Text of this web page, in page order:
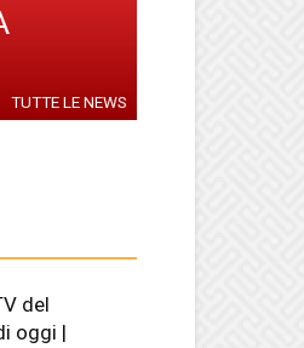
TUTTE LE NEWS
del
oggi |